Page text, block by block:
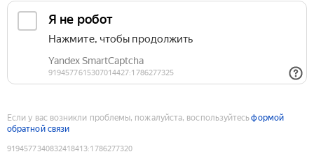
Если у вас возникли проблемы, пожалуйста, воспользуйтесьформой
обратной связи
9194577340832418413:1786277320